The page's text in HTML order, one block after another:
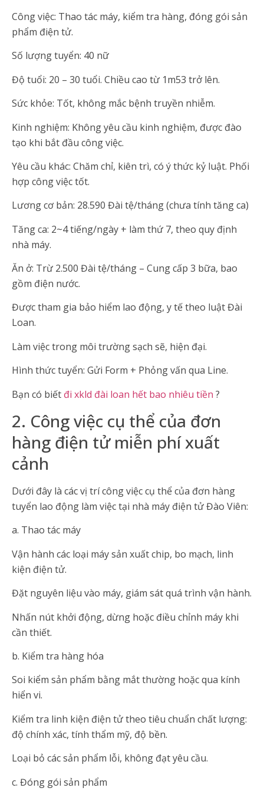
Công việc: Thao tác máy, kiểm tra hàng, đóng gói sản
phẩm điện tử.
Số lượng tuyển: 40 nữ
Độ tuổi: 20 – 30 tuổi. Chiều cao từ 1m53 trở lên.
Sức khỏe: Tốt, không mắc bệnh truyền nhiễm.
Kinh nghiệm: Không yêu cầu kinh nghiệm, được đào
tạo khi bắt đầu công việc.
Yêu cầu khác: Chăm chỉ, kiên trì, có ý thức kỷ luật. Phối
hợp công việc tốt.
Lương cơ bản: 28.590 Đài tệ/tháng (chưa tính tăng ca)
Tăng ca: 2~4 tiếng/ngày + làm thứ 7, theo quy định
nhà máy.
Ăn ở: Trừ 2.500 Đài tệ/tháng – Cung cấp 3 bữa, bao
gồm điện nước.
Được tham gia bảo hiểm lao động, y tế theo luật Đài
Loan.
Làm việc trong môi trường sạch sẽ, hiện đại.
Hình thức tuyển: Gửi Form + Phỏng vấn qua Line.
Bạn có biết đi xkld đài loan hết bao nhiêu tiền ?
2. Công việc cụ thể của đơn
hàng điện tử miễn phí xuất
cảnh
Dưới đây là các vị trí công việc cụ thể của đơn hàng
tuyển lao động làm việc tại nhà máy điện tử Đào Viên:
a. Thao tác máy
Vận hành các loại máy sản xuất chip, bo mạch, linh
kiện điện tử.
Đặt nguyên liệu vào máy, giám sát quá trình vận hành.
Nhấn nút khởi động, dừng hoặc điều chỉnh máy khi
cần thiết.
b. Kiểm tra hàng hóa
Soi kiểm sản phẩm bằng mắt thường hoặc qua kính
hiển vi.
Kiểm tra linh kiện điện tử theo tiêu chuẩn chất lượng:
độ chính xác, tính thẩm mỹ, độ bền.
Loại bỏ các sản phẩm lỗi, không đạt yêu cầu.
c. Đóng gói sản phẩm